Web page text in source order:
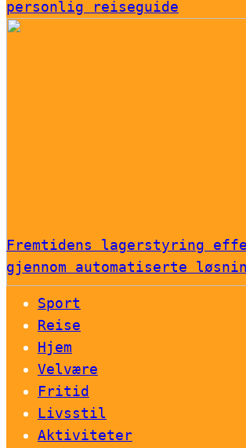
personlig reiseguide
Fremtidens lagerstyring
gjennom automatiserte
Sport
Reise
Hjem
Velvære
Fritid
Livsstil
Aktiviteter